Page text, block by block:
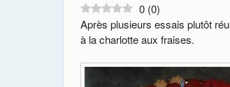
0 (0)
Après plusieurs essais plutôt
à la charlotte aux fraises.